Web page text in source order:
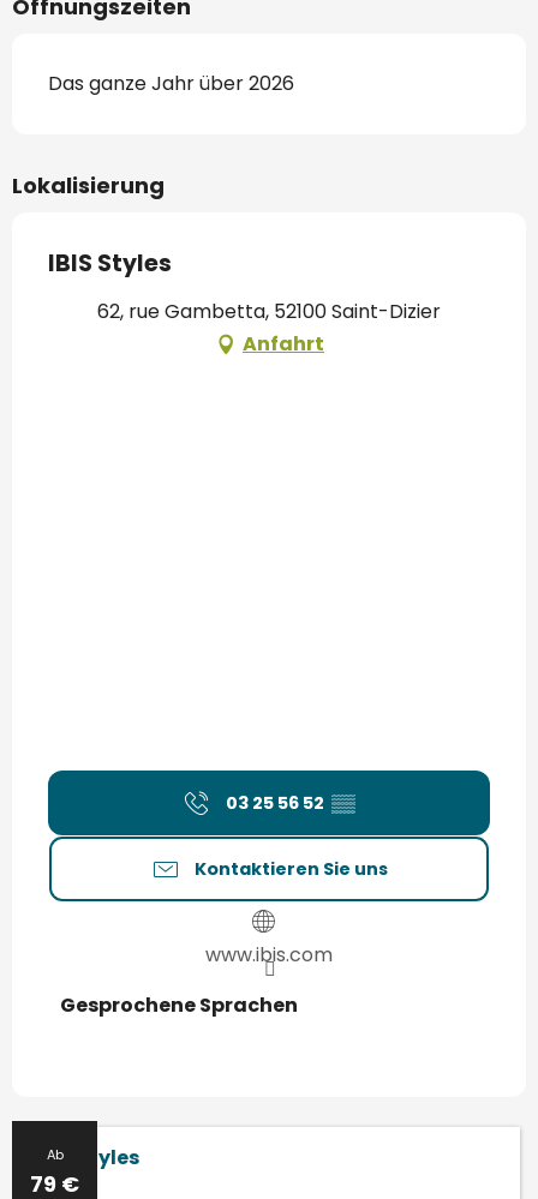
Öffnungszeiten
Das ganze Jahr über 2026
Lokalisierung
IBIS Styles
62, rue Gambetta, 52100 Saint-Dizier
Anfahrt
03 25 56 52 ▒▒
Kontaktieren Sie uns
www.ibis.com
Gesprochene Sprachen
Gesprochene Sprachen
Ab
79 €
Ibis Styles